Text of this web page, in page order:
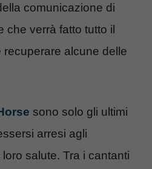
comunicazione di
che verrà fatto tutto il
recuperare alcune delle
sono solo gli ultimi
arresi agli
salute. Tra i cantanti